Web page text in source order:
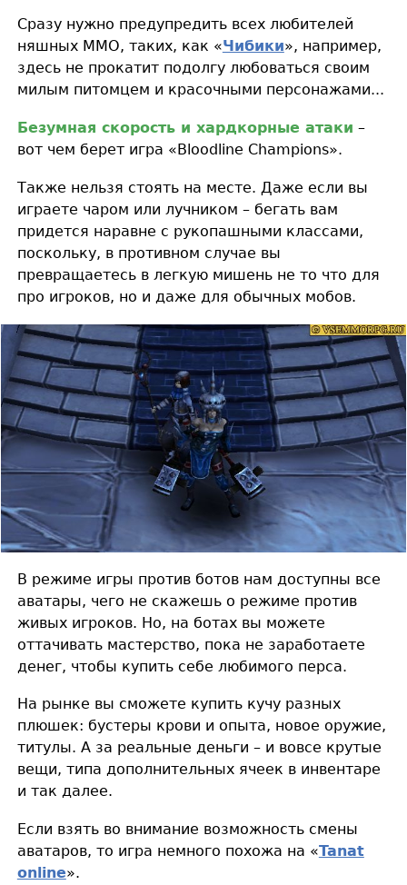
Сразу нужно предупредить всех любителей
няшных MMO, таких, как «Чибики», например,
здесь не прокатит подолгу любоваться своим
милым питомцем и красочными персонажами...
Безумная скорость и хардкорные атаки –
вот чем берет игра «Bloodline Champions».
Также нельзя стоять на месте. Даже если вы
играете чаром или лучником – бегать вам
придется наравне с рукопашными классами,
поскольку, в противном случае вы
превращаетесь в легкую мишень не то что для
про игроков, но и даже для обычных мобов.
В режиме игры против ботов нам доступны все
аватары, чего не скажешь о режиме против
живых игроков. Но, на ботах вы можете
оттачивать мастерство, пока не заработаете
денег, чтобы купить себе любимого перса.
На рынке вы сможете купить кучу разных
плюшек: бустеры крови и опыта, новое оружие,
титулы. А за реальные деньги – и вовсе крутые
вещи, типа дополнительных ячеек в инвентаре
и так далее.
Если взять во внимание возможность смены
аватаров, то игра немного похожа на «Tanat
online».